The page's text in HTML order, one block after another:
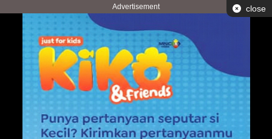
Advertisement close